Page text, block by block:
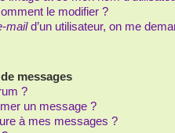
le modifier ?
maild’un utilisateur, on me
messages
?
un message ?
à mes messages ?